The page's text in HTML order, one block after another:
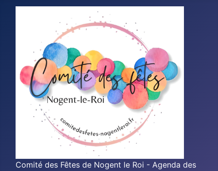
Comité des Fêtes de Nogent le Roi - Agenda des